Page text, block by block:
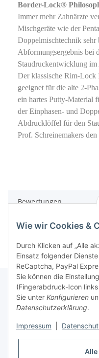
Border-Lock®
Immer mehr Zahnärzte
Mischgeräte wie der
Doppelmischtechnik sehr
Abformungsergebnis bei
Staudruckentwicklung
Der klassische Rim-
geeignet für die alte 2-
ein hartes Putty-Material
der Einphasen- und
Abdrucklöffel für den
Prof. Schreinemakers
Bewertungen
Rechtliche Hinweise
Produktinformationen
Wie wir Cookies &
Durch Klicken auf „Alle
Einsatz folgender
ReCaptcha, PayPal
Sie können die
(Fingerabdruck-Icon
Sie unter Konfigurieren
Datenschutzerklärung.
Impressum
Alle